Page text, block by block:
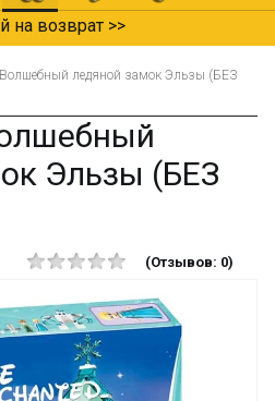
на возврат >>
ледяной замок Эльзы (БЕЗ
Эльзы (БЕЗ
(Отзывов: 0)